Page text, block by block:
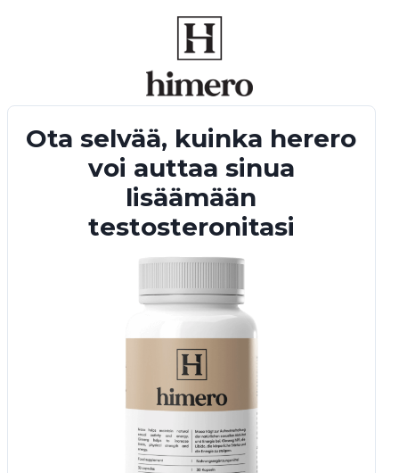
Ota selvää, kuinka herero
voi auttaa sinua
lisäämään
testosteronitasi